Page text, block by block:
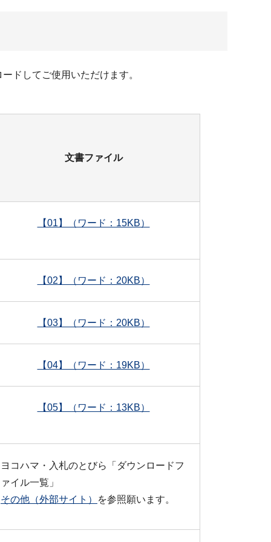
ドしてご使用いただけます。
文書ファイル
【01】（ワード：15KB）
【02】（ワード：20KB）
【03】（ワード：20KB）
【04】（ワード：19KB）
【05】（ワード：13KB）
ヨコハマ・入札のとびら「ダウンロードフ
ァイル一覧」
その他（外部サイト）
を参照願います。